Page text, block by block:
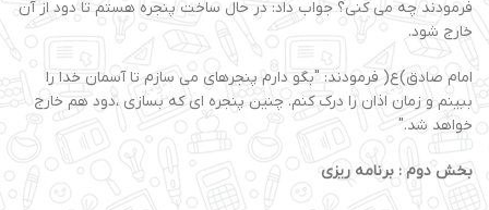
فرمودند چه می کنی؟ جواب داد: در حال ساخت پنجره هستم تا دود از آن
خارج شود.
امام صادق)ع( فرمودند: "بگو دارم پنجرهای می سازم تا آسمان خدا را
ببینم و زمان اذان را درک کنم. چنین پنجره ای که بسازی ،دود هم خارج
خواهد شد."
بخش دوم : برنامه ریزی